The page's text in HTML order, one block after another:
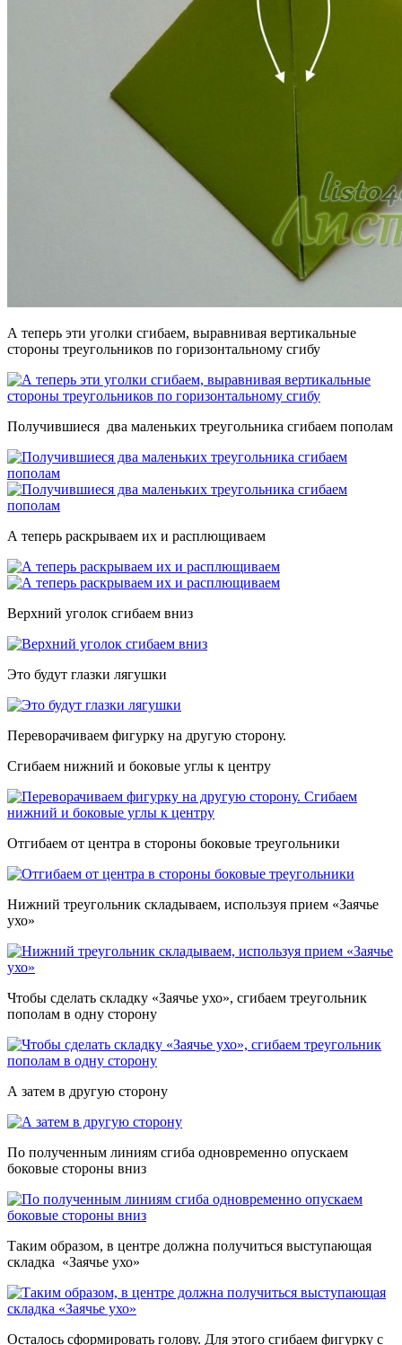
А теперь эти уголки сгибаем, выравнивая вертикальные
стороны треугольников по горизонтальному сгибу
Получившиеся два маленьких треугольника сгибаем пополам
А теперь раскрываем их и расплющиваем
Верхний уголок сгибаем вниз
Это будут глазки лягушки
Переворачиваем фигурку на другую сторону.
Сгибаем нижний и боковые углы к центру
Отгибаем от центра в стороны боковые треугольники
Нижний треугольник складываем, используя прием «Заячье
ухо»
Чтобы сделать складку «Заячье ухо», сгибаем треугольник
пополам в одну сторону
А затем в другую сторону
По полученным линиям сгиба одновременно опускаем
боковые стороны вниз
Таким образом, в центре должна получиться выступающая
складка «Заячье ухо»
Осталось сформировать голову. Для этого сгибаем фигурку с